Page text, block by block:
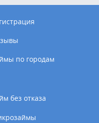
по городам
без отказа